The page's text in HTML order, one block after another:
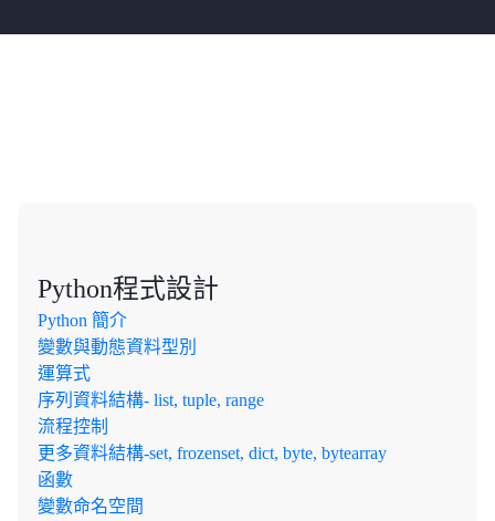
Python程式設計
Python 簡介
變數與動態資料型別
運算式
序列資料結構- list, tuple, range
流程控制
更多資料結構-set, frozenset, dict, byte, bytearray
函數
變數命名空間